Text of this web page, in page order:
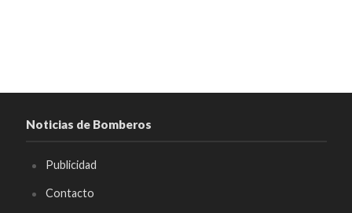
Noticias de Bomberos
Publicidad
Contacto